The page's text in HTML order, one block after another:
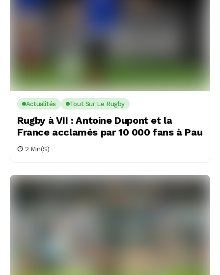
Actualités Tout Sur Le Rugby
Rugby à VII : Antoine Dupont et la
France acclamés par 10 000 fans à Pau
2 Min(s)